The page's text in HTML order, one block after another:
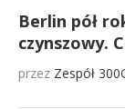
Berlin pół
czynszowy.
przez Zespół